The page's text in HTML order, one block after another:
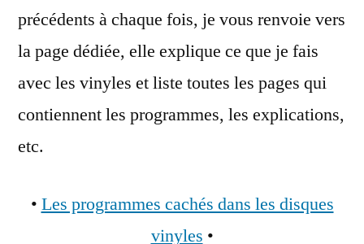
1998
précédents à chaque fois, je vous renvoie vers
la page dédiée, elle explique ce que je fais
avec les vinyles et liste toutes les pages qui
contiennent les programmes, les explications,
etc.
• Les programmes cachés dans les disques
vinyles •